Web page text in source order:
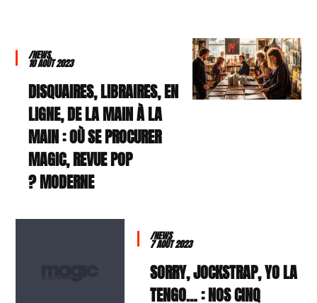
/NEWS
10 AOÛT 2023
DISQUAIRES, LIBRAIRES, EN
LIGNE, DE LA MAIN À LA
MAIN : OÙ SE PROCURER
MAGIC, REVUE POP
MODERNE ?
/NEWS
7 AOÛT 2023
SORRY, JOCKSTRAP, YO LA
TENGO… : NOS CINQ